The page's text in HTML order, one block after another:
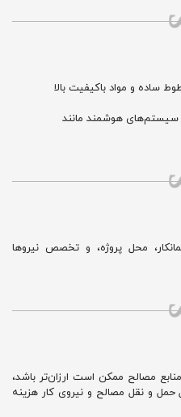
ساده و مواد باکیفیت بالا
سیستم‌های هوشمند مانند
محل پروژه، و تخصص نیروها
مصالح ممکن است ارزان‌تر باشد،
حمل و نقل مصالح و نیروی کار هزینه